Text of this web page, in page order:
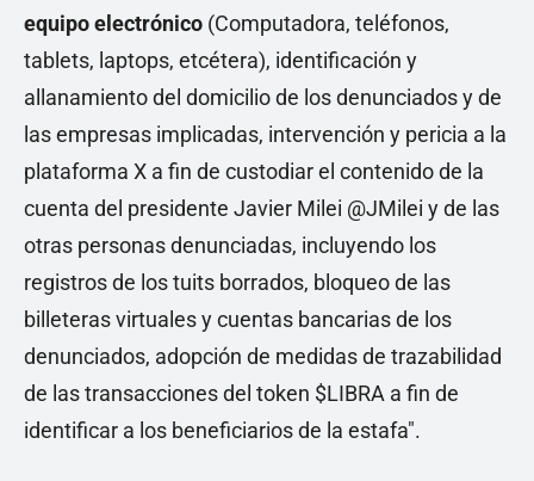
equipo electrónico (Computadora, teléfonos,
tablets, laptops, etcétera), identificación y
allanamiento del domicilio de los denunciados y de
las empresas implicadas, intervención y pericia a la
plataforma X a fin de custodiar el contenido de la
cuenta del presidente Javier Milei @JMilei y de las
otras personas denunciadas, incluyendo los
registros de los tuits borrados, bloqueo de las
billeteras virtuales y cuentas bancarias de los
denunciados, adopción de medidas de trazabilidad
de las transacciones del token $LIBRA a fin de
identificar a los beneficiarios de la estafa".